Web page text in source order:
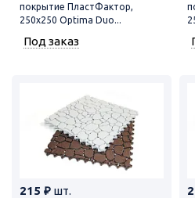
покрытие ПластФактор,
250x250 Optima Duo...
Под заказ
215 ₽ шт.